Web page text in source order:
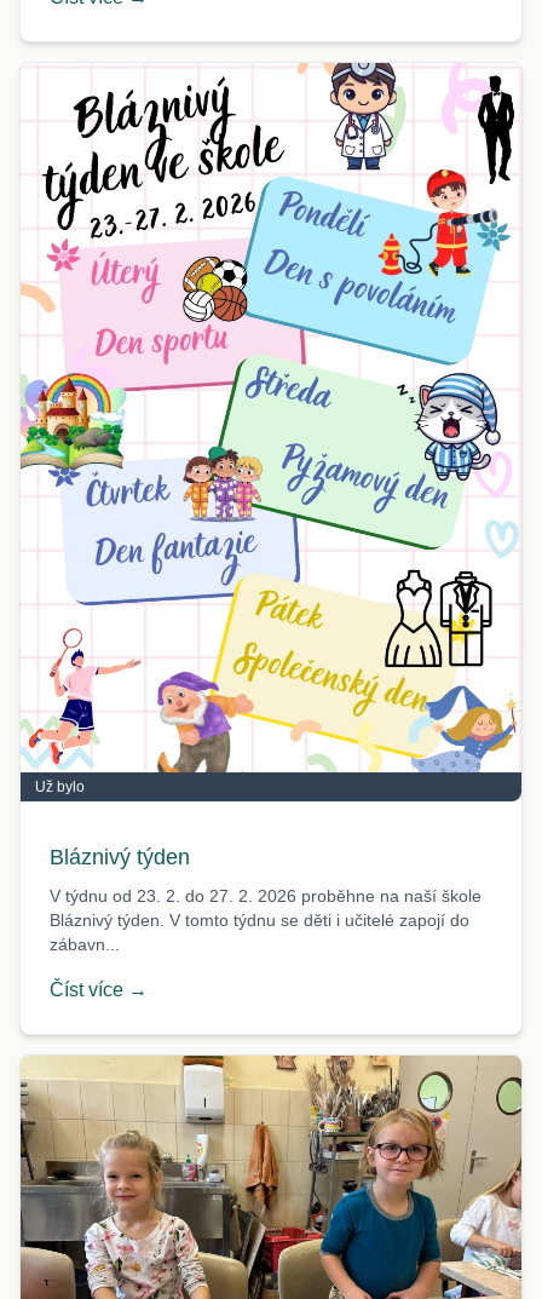
Už bylo
Bláznivý týden
V týdnu od 23. 2. do 27. 2. 2026 proběhne na naší škole
Bláznivý týden. V tomto týdnu se děti i učitelé zapojí do
zábavn...
Číst více →